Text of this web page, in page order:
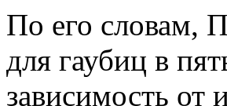
По его словам,
для гаубиц в
зависимость от